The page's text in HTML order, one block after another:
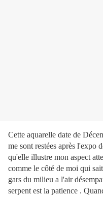
Cette aquarelle date de
me sont restées après l'expo
qu'elle illustre mon aspect
comme le côté de moi qui
gars du milieu a l'air
serpent est la patience .